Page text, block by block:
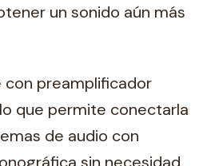
un sonido aún más
con preamplificador
que permite conectarla
de audio con
sin necesidad